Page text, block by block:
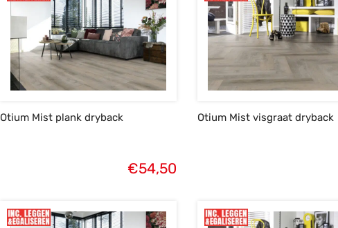
Otium Mist plank dryback
€54,50
Otium Mist visgraat dryback